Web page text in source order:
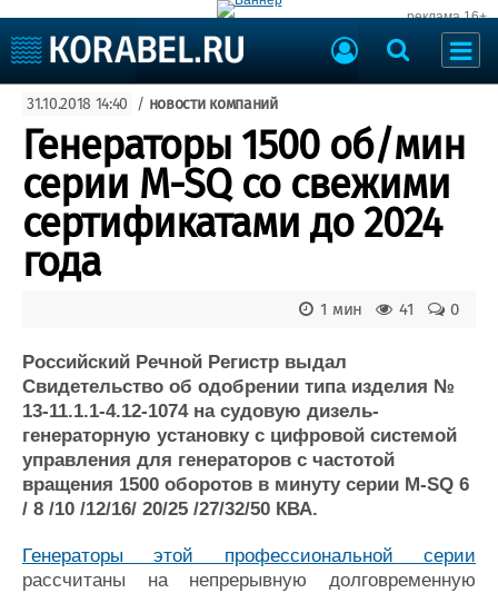
реклама 16+
Судоходство
Судоремонт
События
Пресс-релизы
Порты
Рыболовство
ВМФ
Образование
Яхты и катера
Еще
Пульс
Новости
Компании
Репутация
Работа
Крюинг
Журнал
Доска объявлений
Продажа флота
Оборудование
Изделия
Материалы
Услуги
31.10.2018 14:40 / новости компаний
Генераторы 1500 об/мин
серии M-SQ со свежими
сертификатами до 2024
года
0
41
1 мин
Российский Речной Регистр выдал
Свидетельство об одобрении типа изделия №
13-11.1.1-4.12-1074 на судовую дизель-
генераторную установку с цифровой системой
управления для генераторов с частотой
вращения 1500 оборотов в минуту серии M-SQ 6
/ 8 /10 /12/16/ 20/25 /27/32/50 КВА.
Генераторы этой профессиональной серии
рассчитаны на непрерывную долговременную